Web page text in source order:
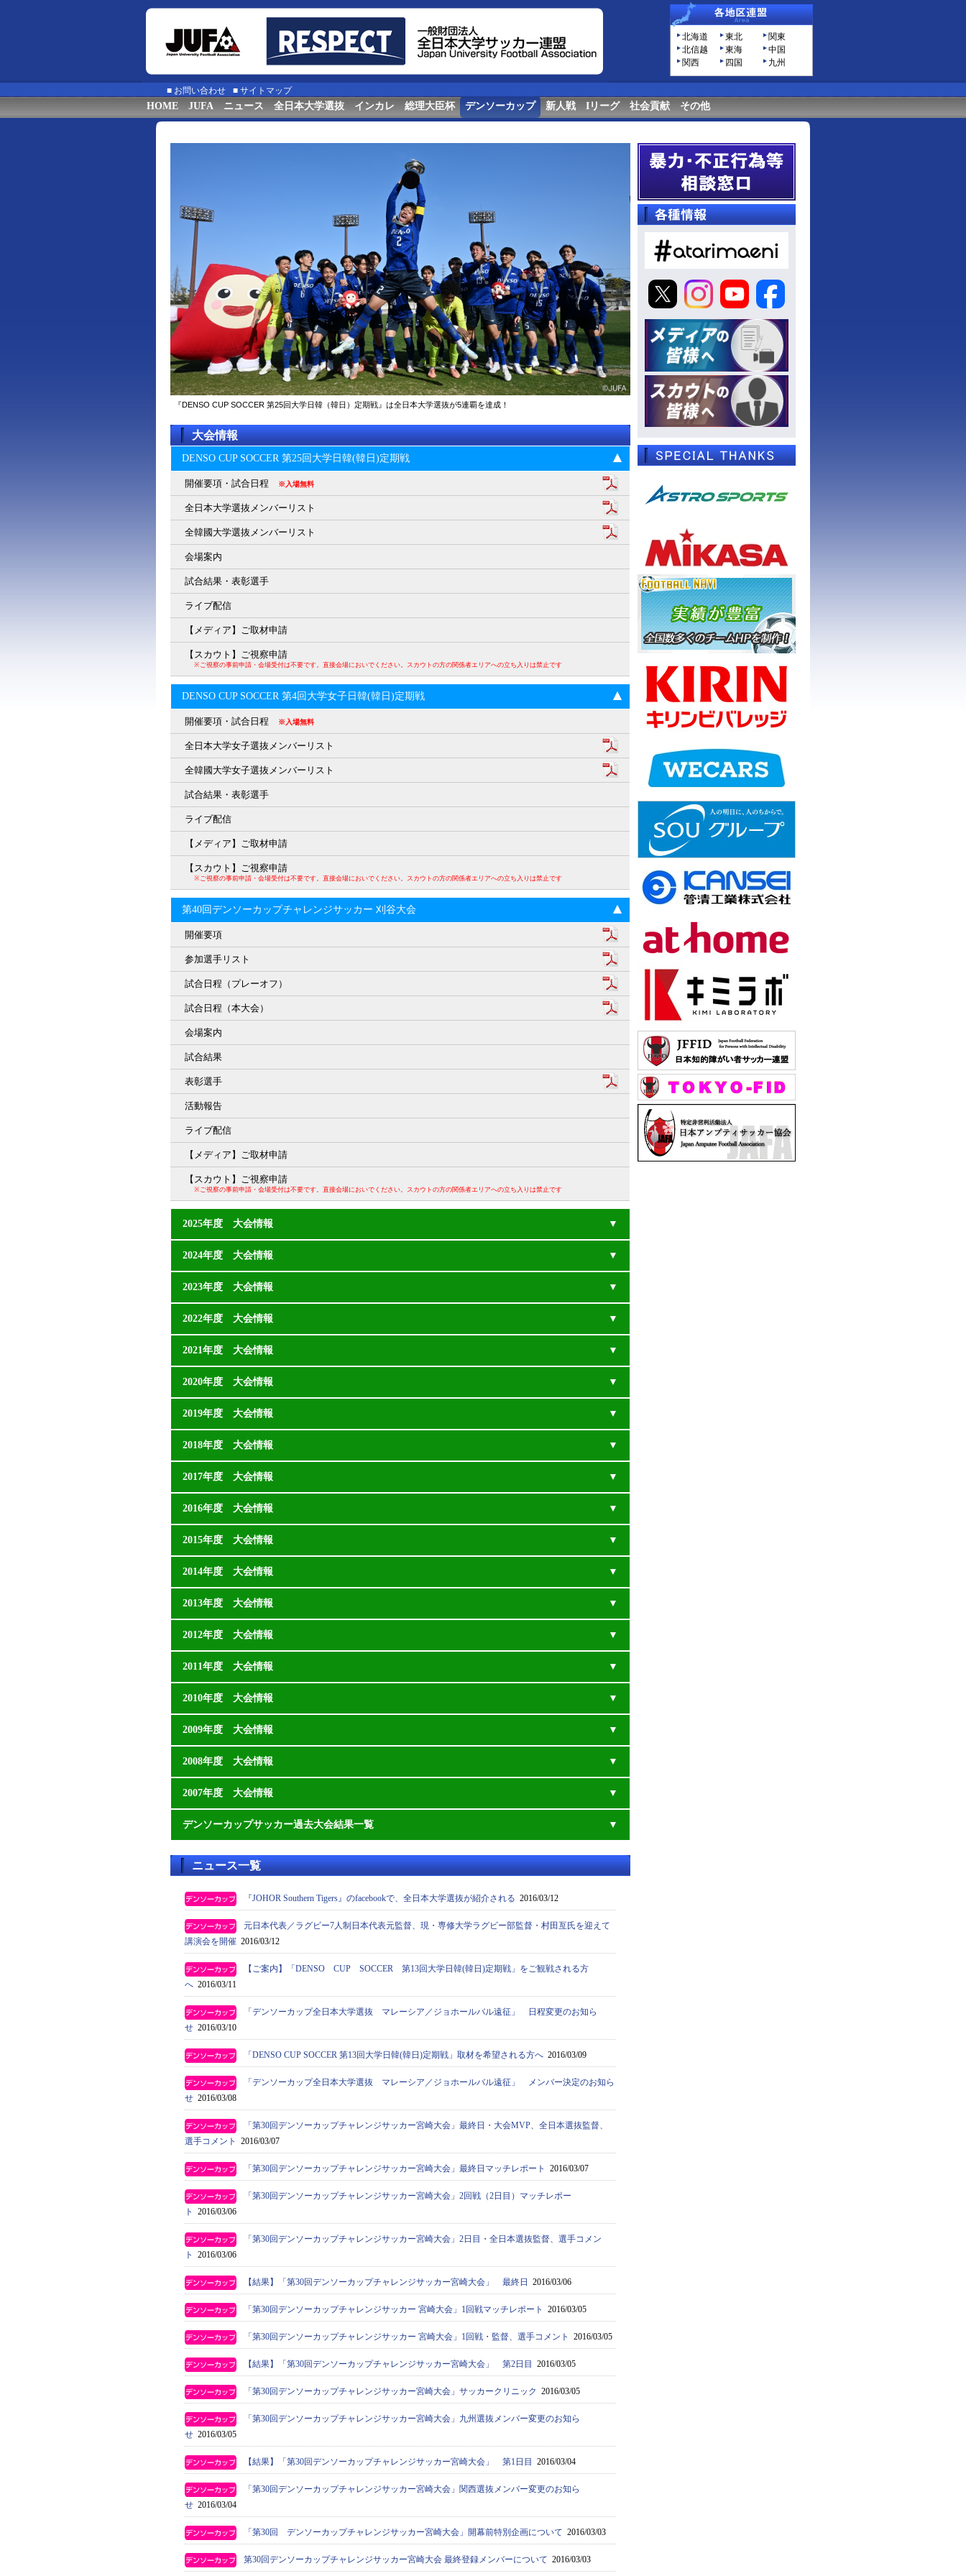
北海道 東北
関東
北信越
東海
中国
関西
四国 九州
■ お問い合わせ ■ サイトマップ
HOME JUFA ニュース 全日本大学選抜 インカレ 総理大臣杯 デンソーカップ 新人戦 Iリーグ 社会貢献 その他
『DENSO CUP SOCCER 第25回大学日韓（韓日）定期戦』は全日本大学選抜が5連覇を達成！
大会情報
DENSO CUP SOCCER 第25回大学日韓(韓日)定期戦
開催要項・試合日程 ※入場無料
全日本大学選抜メンバーリスト
全韓國大学選抜メンバーリスト
会場案内
試合結果・表彰選手
ライブ配信
【メディア】ご取材申請
【スカウト】ご視察申請
※ご視察の事前申請・会場受付は不要です。直接会場においでください。スカウトの方の関係者エリアへの立ち入りは禁止です
DENSO CUP SOCCER 第4回大学女子日韓(韓日)定期戦
開催要項・試合日程 ※入場無料
全日本大学女子選抜メンバーリスト
全韓國大学女子選抜メンバーリスト
試合結果・表彰選手
ライブ配信
【メディア】ご取材申請
【スカウト】ご視察申請
※ご視察の事前申請・会場受付は不要です。直接会場においでください。スカウトの方の関係者エリアへの立ち入りは禁止です
第40回デンソーカップチャレンジサッカー 刈谷大会
開催要項
参加選手リスト
試合日程（プレーオフ）
試合日程（本大会）
会場案内
試合結果
表彰選手
活動報告
ライブ配信
【メディア】ご取材申請
【スカウト】ご視察申請
※ご視察の事前申請・会場受付は不要です。直接会場においでください。スカウトの方の関係者エリアへの立ち入りは禁止です
2025年度 大会情報
2024年度 大会情報
2023年度 大会情報
2022年度 大会情報
2021年度 大会情報
2020年度 大会情報
2019年度 大会情報
2018年度 大会情報
2017年度 大会情報
2016年度 大会情報
2015年度 大会情報
2014年度 大会情報
2013年度 大会情報
2012年度 大会情報
2011年度 大会情報
2010年度 大会情報
2009年度 大会情報
2008年度 大会情報
2007年度 大会情報
デンソーカップサッカー過去大会結果一覧
ニュース一覧
『JOHOR Southern Tigers』のfacebookで、全日本大学選抜が紹介される 2016/03/12
元日本代表／ラグビー7人制日本代表元監督、現・専修大学ラグビー部監督・村田亙氏を迎えて
講演会を開催 2016/03/12
【ご案内】「DENSO CUP SOCCER 第13回大学日韓(韓日)定期戦」をご観戦される方
へ 2016/03/11
「デンソーカップ全日本大学選抜 マレーシア／ジョホールバル遠征」 日程変更のお知ら
せ 2016/03/10
「DENSO CUP SOCCER 第13回大学日韓(韓日)定期戦」取材を希望される方へ 2016/03/09
「デンソーカップ全日本大学選抜 マレーシア／ジョホールバル遠征」 メンバー決定のお知ら
せ 2016/03/08
「第30回デンソーカップチャレンジサッカー宮崎大会」最終日・大会MVP、全日本選抜監督、
選手コメント
2016/03/07
「第30回デンソーカップチャレンジサッカー宮崎大会」最終日マッチレポート 2016/03/07
「第30回デンソーカップチャレンジサッカー宮崎大会」2回戦（2日目）マッチレポー
ト
2016/03/06
「第30回デンソーカップチャレンジサッカー宮崎大会」2日目・全日本選抜監督、選手コメン
ト
2016/03/06
【結果】「第30回デンソーカップチャレンジサッカー宮崎大会」 最終日 2016/03/06
「第30回デンソーカップチャレンジサッカー 宮崎大会」1回戦マッチレポート 2016/03/05
「第30回デンソーカップチャレンジサッカー 宮崎大会」1回戦・監督、選手コメント 2016/03/05
【結果】「第30回デンソーカップチャレンジサッカー宮崎大会」 第2日目 2016/03/05
「第30回デンソーカップチャレンジサッカー宮崎大会」サッカークリニック 2016/03/05
「第30回デンソーカップチャレンジサッカー宮崎大会」九州選抜メンバー変更のお知ら
せ 2016/03/05
【結果】「第30回デンソーカップチャレンジサッカー宮崎大会」 第1日目 2016/03/04
「第30回デンソーカップチャレンジサッカー宮崎大会」関西選抜メンバー変更のお知ら
せ 2016/03/04
「第30回 デンソーカップチャレンジサッカー宮崎大会」開幕前特別企画について 2016/03/03
第30回デンソーカップチャレンジサッカー宮崎大会 最終登録メンバーについて 2016/03/03